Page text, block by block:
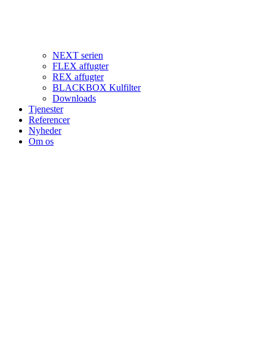
NEXT serien
FLEX affugter
REX affugter
BLACKBOX Kulfilter
Downloads
Tjenester
Referencer
Nyheder
Om os